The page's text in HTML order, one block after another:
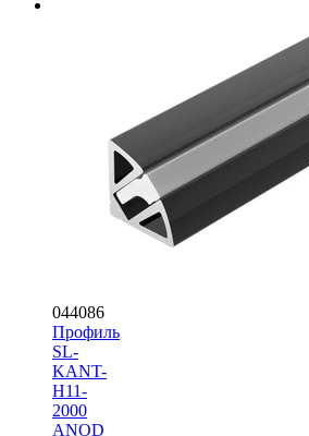
044086
Профиль
SL-
KANT-
H11-
2000
ANOD